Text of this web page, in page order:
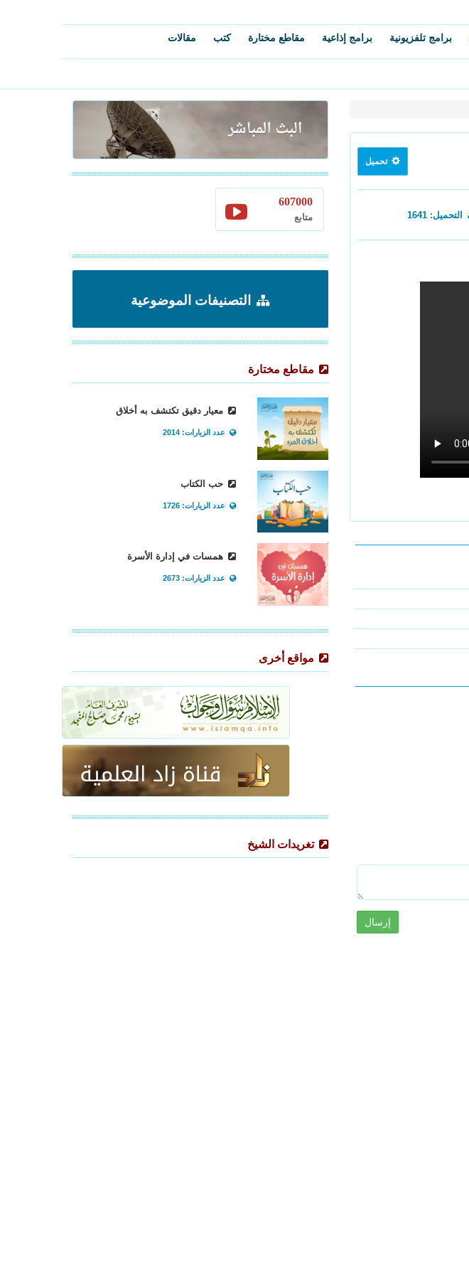
برامج تلفزيونية برامج إذاعية مقاطع مختارة كتب مقالات
تحميل
التحميل: 1641
إرسال
607000
متابع
التصنيفات الموضوعية
مقاطع مختارة
معيار دقيق تكتشف به أخلاق
عدد الزيارات: 2014
حب الكتاب
عدد الزيارات: 1726
همسات في إدارة الأسرة
عدد الزيارات: 2673
مواقع أخرى
تغريدات الشيخ